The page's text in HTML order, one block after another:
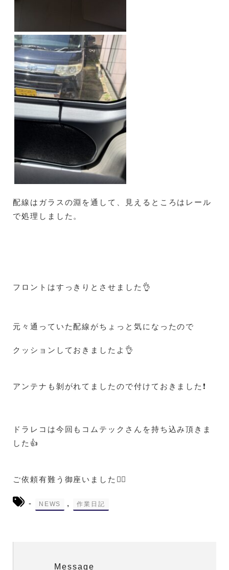
配線はガラスの淵を通して、見えるところはレール
で処理しました。
フロントはすっきりとさせました👌
元々通っていた配線がちょっと気になったので
クッションしておきましたよ👌
アンテナも剝がれてましたので付けておきました❗
ドラレコは今回もコムテックさんを持ち込み頂きま
した👍
ご依頼有難う御座いました🙇‍♀️
- NEWS , 作業日記
Message